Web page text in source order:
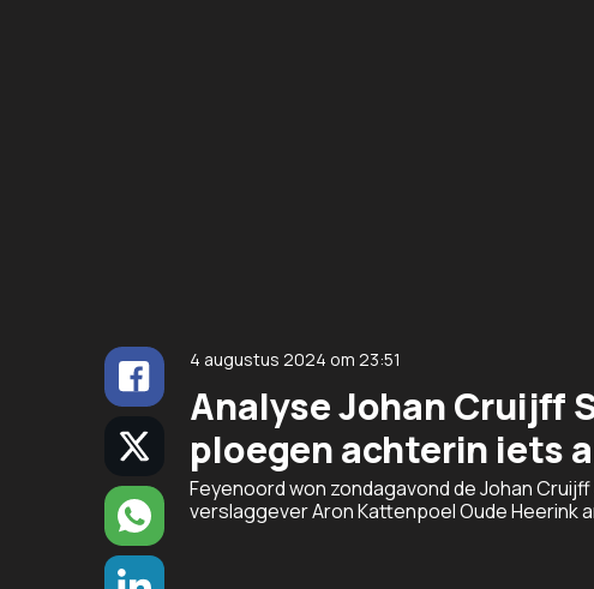
4 augustus 2024 om 23:51
Analyse Johan Cruijff
ploegen achterin iets
Feyenoord won zondagavond de Johan
verslaggever Aron Kattenpoel Oude Heerink